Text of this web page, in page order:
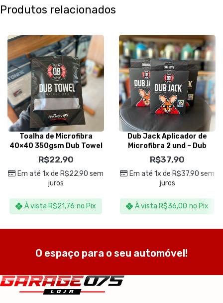
Produtos relacionados
Toalha de Microfibra
40×40 350gsm Dub Towel
Cinza- Dub Boyz
R$22,90
Em até 1x de R$22,90 sem
juros
À vista R$21,76 no Pix
Dub Jack Aplicador de
Microfibra 2 und – Dub
Boyz
R$37,90
Em até 1x de R$37,90 sem
juros
À vista R$36,00 no Pix
O espaço para o seu automóvel!